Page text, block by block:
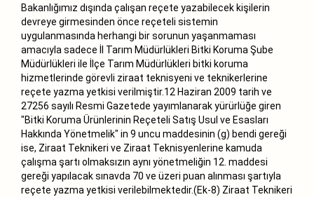
Bakanlığımız dışında çalışan reçete yazabilecek kişilerin
devreye girmesinden önce reçeteli sistemin
uygulanmasında herhangi bir sorunun yaşanmaması
amacıyla sadece İl Tarım Müdürlükleri Bitki Koruma Şube
Müdürlükleri ile İlçe Tarım Müdürlükleri bitki koruma
hizmetlerinde görevli ziraat teknisyeni ve teknikerlerine
reçete yazma yetkisi verilmiştir.12 Haziran 2009 tarih ve
27256 sayılı Resmi Gazetede yayımlanarak yürürlüğe giren
"Bitki Koruma Ürünlerinin Reçeteli Satış Usul ve Esasları
Hakkında Yönetmelik" in 9 uncu maddesinin (g) bendi gereği
ise, Ziraat Teknikeri ve Ziraat Teknisyenlerine kamuda
çalışma şartı olmaksızın aynı yönetmeliğin 12. maddesi
gereği yapılacak sınavda 70 ve üzeri puan alınması şartıyla
reçete yazma yetkisi verilebilmektedir.(Ek-8) Ziraat Teknikeri